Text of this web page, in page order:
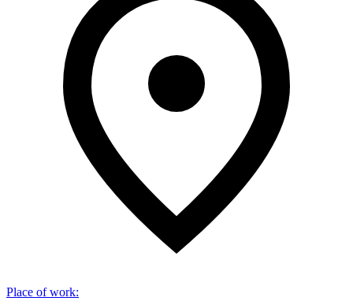
Place of work: